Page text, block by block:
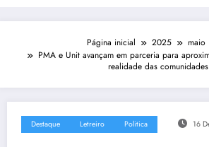
Página inicial 2025 maio
PMA e Unit avançam em parceria para
realidade das comunidades
Destaque Letreiro Politica 16